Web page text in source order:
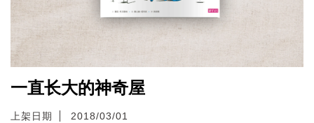
一直长大的神奇屋
上架日期 2018/03/01